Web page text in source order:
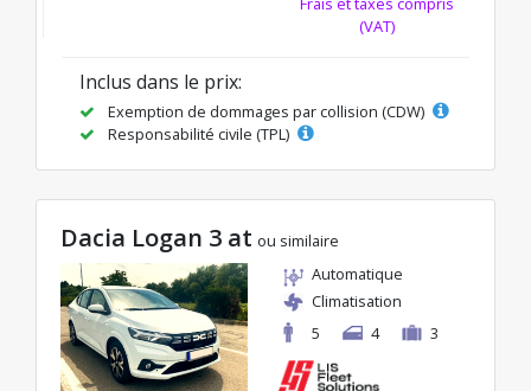
(VAT)
Inclus dans le prix:
Exemption de dommages par collision (CDW)
Responsabilité civile (TPL)
Dacia Logan 3 at ou similaire
Automatique
Climatisation
5
4 3